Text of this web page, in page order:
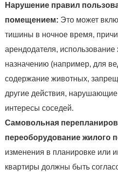
Нарушение правил
помещением: Это может
тишины в ночное время,
арендодателя,
назначению (например, для
содержание животных,
другие действия,
интересы соседей.
Самовольная
переоборудование жилого
изменения в планировке или
квартиры должны быть